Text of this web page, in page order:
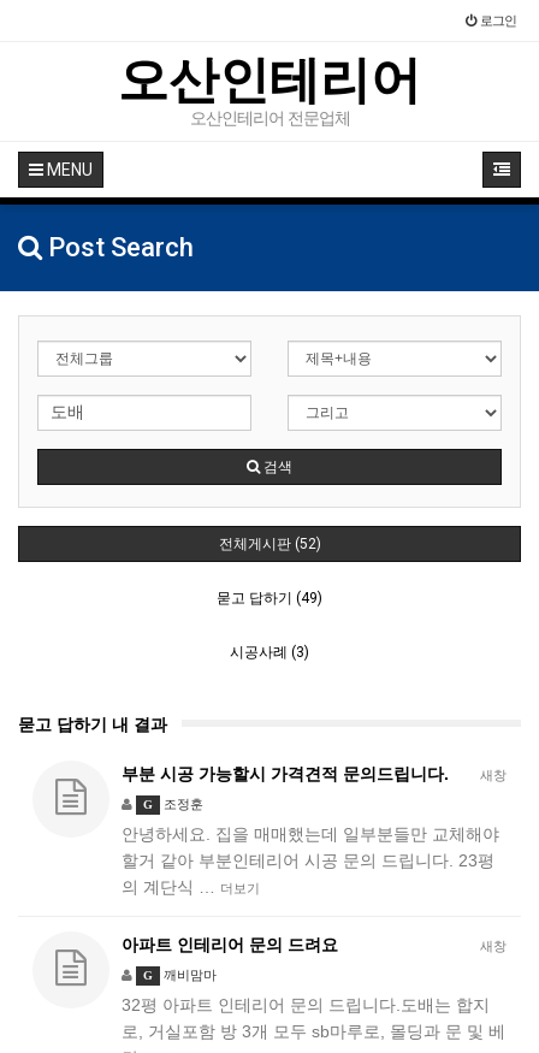
로그인
오산인테리어
오산인테리어 전문업체
MENU
Post Search
검색
전체게시판 (52)
묻고 답하기 (49)
시공사례 (3)
묻고 답하기 내 결과
새창
부분 시공 가능할시 가격견적 문의드립니다.
G 조정훈
안녕하세요. 집을 매매했는데 일부분들만 교체해야
할거 같아 부분인테리어 시공 문의 드립니다. 23평
의 계단식 …
더보기
새창
아파트 인테리어 문의 드려요
G 깨비맘마
32평 아파트 인테리어 문의 드립니다.도배는 합지
로, 거실포함 방 3개 모두 sb마루로, 몰딩과 문 및 베